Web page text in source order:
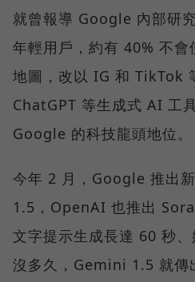
就曾報導 Google 內部研
年輕用戶，約有 40% 不
地圖，改以 IG 和 TikTok
ChatGPT 等生成式 AI 工
Google 的科技龍頭地位。
今年 2 月，Google 推出
1.5，OpenAI 也推出
文字提示生成長達 60 秒、
沒多久，Gemini 1.5 就傳